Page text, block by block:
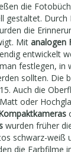
die
gestaltet. Durch
die
Mit analogen
entwickelt
festlegen, in
sollten. Die
Auch die
oder
wurden früher
schwarz-weiß
die Farbfilme